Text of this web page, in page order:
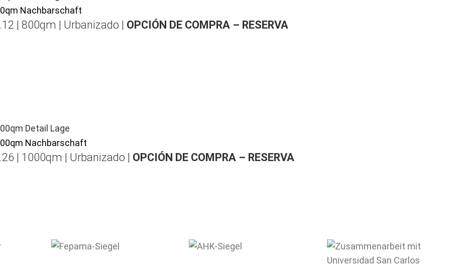
| 800qm | Urbanizado | OPCIÓN DE COMPRA – RESERVA
| 1000qm | Urbanizado | OPCIÓN DE COMPRA – RESERVA